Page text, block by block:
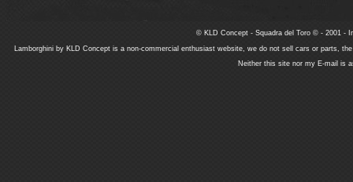
© KLD Concept - Squadra del Toro © - 2001 -
Lamborghini by KLD Concept is a non-commercial enthusiast website, we do not sell cars or parts,
Neither this site nor my E-mail is